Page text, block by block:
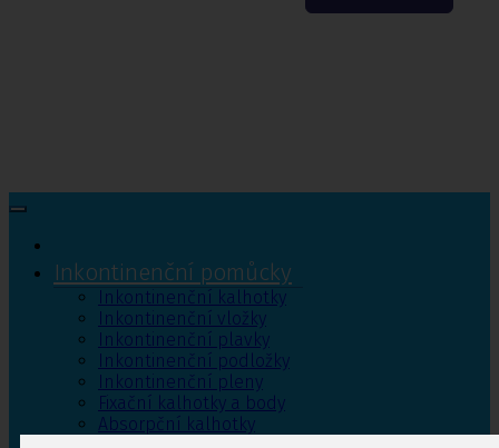
Inkontinenční pomůcky
Inkontinenční kalhotky
Inkontinenční vložky
Inkontinenční plavky
Inkontinenční podložky
Inkontinenční pleny
Fixační kalhotky a body
Absorpční kalhotky